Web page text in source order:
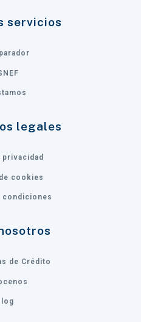
servicios
legales
cookies
condiciones
de Crédito